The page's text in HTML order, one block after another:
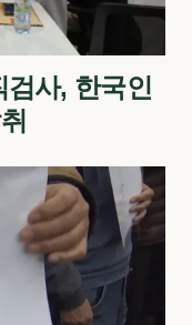
사, 한국인